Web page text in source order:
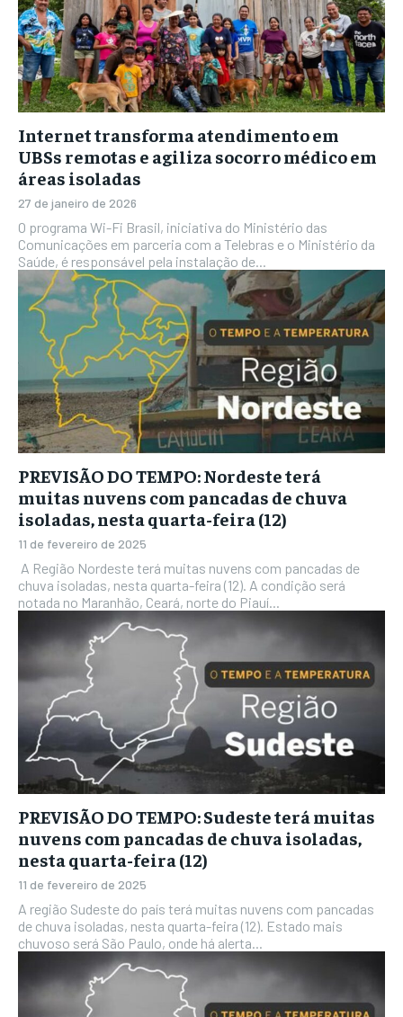
Internet transforma atendimento em
UBSs remotas e agiliza socorro médico em
áreas isoladas
27 de janeiro de 2026
O programa Wi-Fi Brasil, iniciativa do Ministério das
Comunicações em parceria com a Telebras e o Ministério da
Saúde, é responsável pela instalação de...
PREVISÃO DO TEMPO: Nordeste terá
muitas nuvens com pancadas de chuva
isoladas, nesta quarta-feira (12)
11 de fevereiro de 2025
A Região Nordeste terá muitas nuvens com pancadas de
chuva isoladas, nesta quarta-feira (12). A condição será
notada no Maranhão, Ceará, norte do Piauí...
PREVISÃO DO TEMPO: Sudeste terá muitas
nuvens com pancadas de chuva isoladas,
nesta quarta-feira (12)
11 de fevereiro de 2025
A região Sudeste do país terá muitas nuvens com pancadas
de chuva isoladas, nesta quarta-feira (12). Estado mais
chuvoso será São Paulo, onde há alerta...